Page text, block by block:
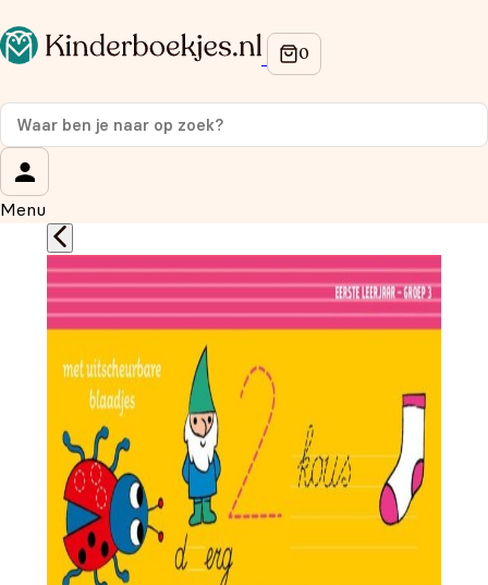
Menu
Op de hoogte blijven van onze acties?
Meld je aan voor onze nieuwsbrief en ontvang
korting
Wat is je voornaam?
Wat is je e-mailadres?*
Aanmelden
We gebruiken je gegevens om contact op te nemen, in
overeenstemming met ons privacybeleid.